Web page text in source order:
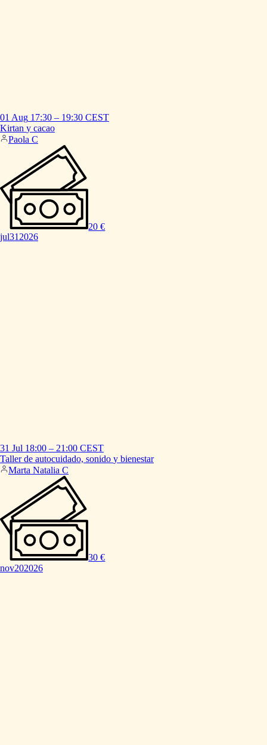
01 Aug 17:30 – 19:30 CEST
Kirtan y cacao
Paola C
20 €
jul31 2026
31 Jul 18:00 – 21:00 CEST
Taller de autocuidado, sonido y bienestar
Marta Natalia C
30 €
nov202026